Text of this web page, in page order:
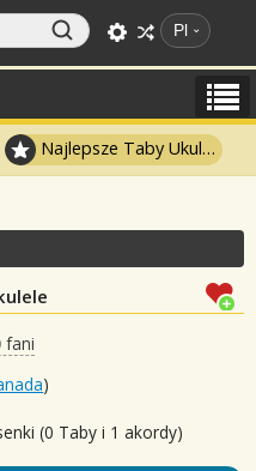
Pl
Najlepsze Taby Ukulele
fani
)
(0 Taby i 1 akordy)